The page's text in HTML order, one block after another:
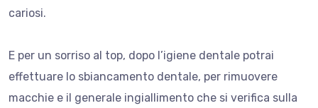
cariosi.
E per un sorriso al top, dopo l’igiene dentale potrai
effettuare lo sbiancamento dentale, per rimuovere
macchie e il generale ingiallimento che si verifica sulla